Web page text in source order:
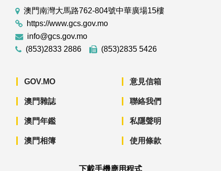
澳門南灣大馬路762-804號中華廣場15樓
https://www.gcs.gov.mo
info@gcs.gov.mo
(853)2833 2886
(853)2835 5426
GOV.MO
澳門雜誌
澳門年鑑
澳門相簿
意見信箱
聯絡我們
私隱聲明
使用條款
下載手機應用程式